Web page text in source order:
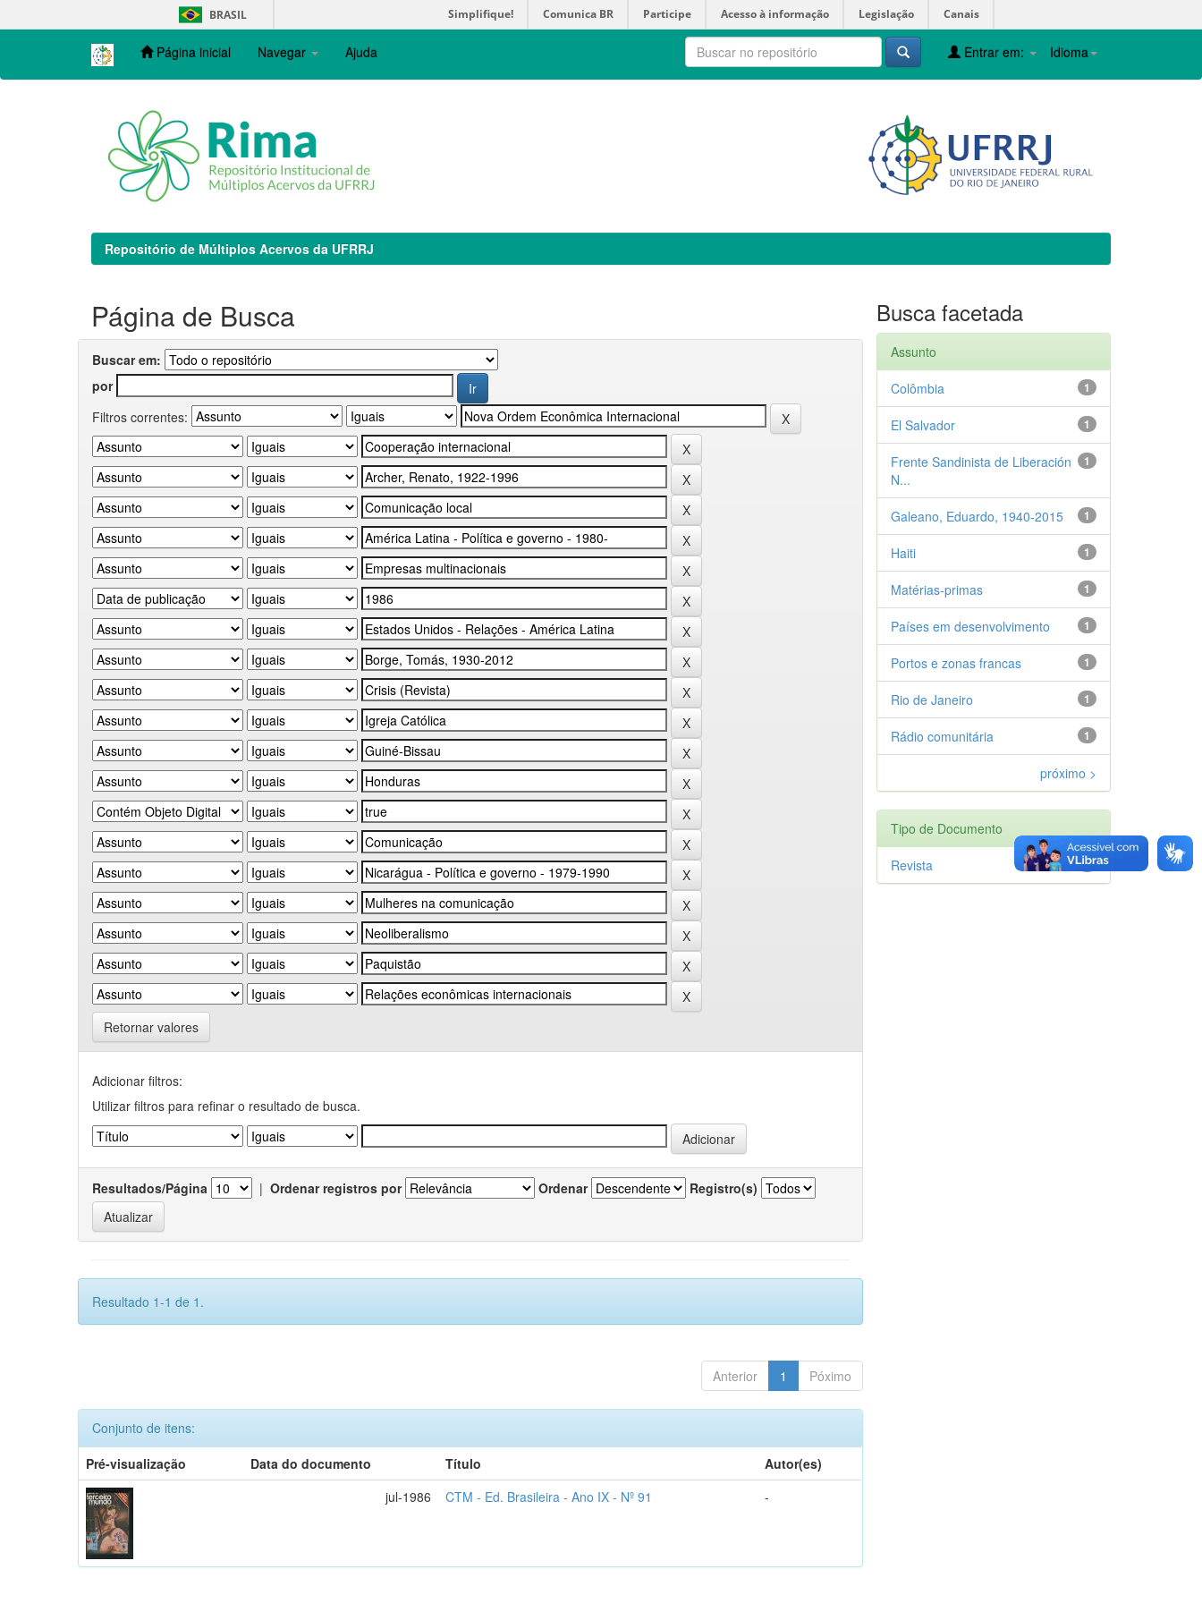
navigation
BRASIL Simplifique! Comunica BR Participe Acesso à informação Legislação Canais
Página inicial Navegar Ajuda Idioma
Entrar em:
Repositório de Múltiplos Acervos da UFRRJ
Página de Busca
Buscar em:
por
Filtros correntes:
Retornar valores
Adicionar filtros:
Utilizar filtros para refinar o resultado de busca.
Resultados/Página | Ordenar registros por Ordenar Registro(s)
Resultado 1-1 de 1.
Anterior 1 Póximo
Conjunto de itens:
Pré-visualização
Data do documento Título
Autor(es)
jul-1986
CTM - Ed. Brasileira - Ano IX - Nº 91 -
Busca facetada
Assunto
1
Colômbia
1
El Salvador
1
Frente Sandinista de Liberación
N...
1
Galeano, Eduardo, 1940-2015
1
Haiti
1
Matérias-primas
1
Países em desenvolvimento
1
Portos e zonas francas
1
Rio de Janeiro
1
Rádio comunitária
próximo >
Tipo de Documento
1
Revista